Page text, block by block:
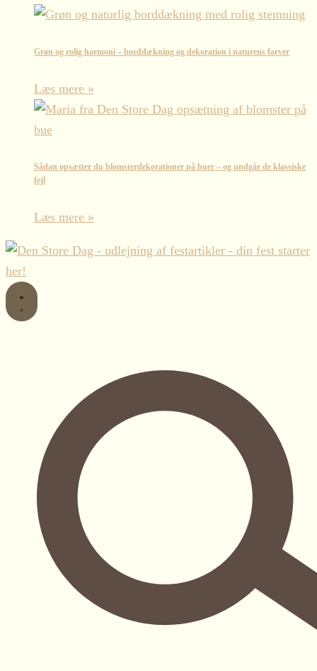
Grøn og rolig harmoni – borddækning og dekoration i naturens farver
Læs mere »
Sådan opsætter du blomsterdekorationer på buer – og undgår de klassiske
fejl
Læs mere »